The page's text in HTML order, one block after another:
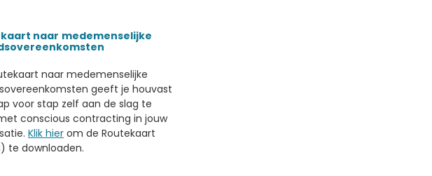
naar medemenselijke
naar medemenselijke
geeft je houvast
voor stap zelf aan de slag te
conscious contracting in jouw
Klik hier om de Routekaart
te downloaden.